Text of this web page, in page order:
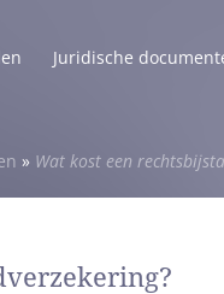
Juridische
» Wat kost een